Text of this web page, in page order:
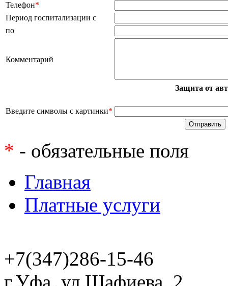
Телефон*
Период госпитализации с
по
Комментарий
Защита от
Введите символы с картинки*
* - обязательные поля
Главная
Платные услуги
+7(347)286-15-46
г.Уфа, ул.Шафиева, 2